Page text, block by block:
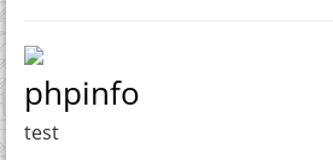
phpinfo
test